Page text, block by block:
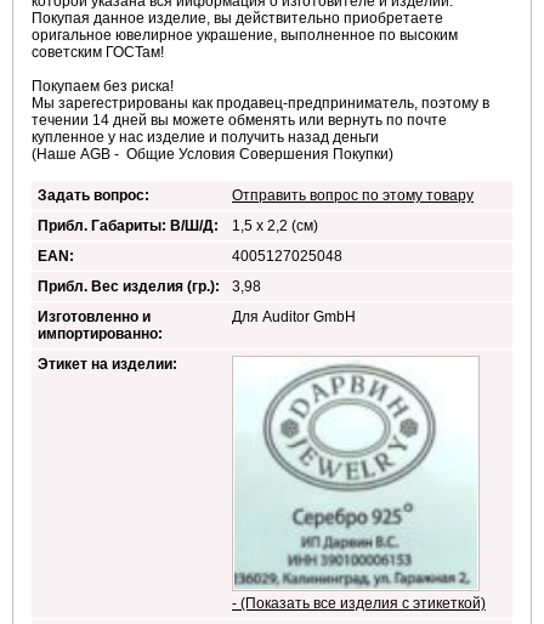
Покупая данное изделие, вы действительно приобретаете
оригальное ювелирное украшение, выполненное по высоким
советским ГОСТам!
Покупаем без риска!
Мы зарегестрированы как продавец-предприниматель, поэтому в
течении 14 дней вы можете обменять или вернуть по почте
купленное у нас изделие и получить назад деньги
(Наше AGB - Общие Условия Совершения Покупки)
Задать вопрос:
Отправить вопрос по этому товару
Прибл. Габариты: В/Ш/Д:
1,5 x 2,2 (см)
EAN:
4005127025048
Прибл. Вес изделия (гр.):
3,98
Изготовленно и
импортированно:
Для Auditor GmbH
Этикет на изделии:
- (Показать все изделия с этикеткой)